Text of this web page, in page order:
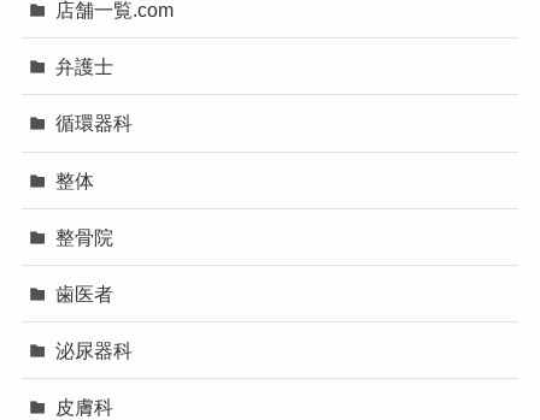
店舗一覧.com
弁護士
循環器科
整体
整骨院
歯医者
泌尿器科
皮膚科